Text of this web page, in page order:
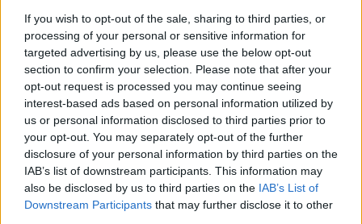
If you wish to opt-out of the sale, sharing to third parties, or
processing of your personal or sensitive information for
targeted advertising by us, please use the below opt-out
section to confirm your selection. Please note that after your
opt-out request is processed you may continue seeing
interest-based ads based on personal information utilized by
us or personal information disclosed to third parties prior to
your opt-out. You may separately opt-out of the further
disclosure of your personal information by third parties on the
IAB’s list of downstream participants. This information may
also be disclosed by us to third parties on the IAB’s List of
Downstream Participants that may further disclose it to other
Dopo un paio d’ore di paziente attesa, l’auto segnalata è stata
finalmente avvistata e fermata.
I suoi 4 occupanti, 3 uomini e una donna tra i 20 e i 40 anni,
venivano accompagnati in ufficio dove l’auto veniva
minuziosamente perquisita.
Da quanto rinvenuto nel bagagliaio, borse, zainetti (che risultavano
contenere oltre ad abiti griffati anche un P.C. ed un Apple Ipad PRO
12), beauty case, agli agenti pareva evidente che il tutto fosse il
provento di un furto ma era necessario risalire ai derubati.
Tale evidenza era avvalorata anche dalla circostanza che, dalla